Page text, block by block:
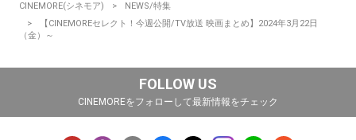
CINEMORE(シネモア)
NEWS/特集
【CINEMOREセレクト！今週公開/TV放送 映画まとめ】2024年3月22日
（金）～
FOLLOW US
CINEMOREをフォローして最新情報をチェック